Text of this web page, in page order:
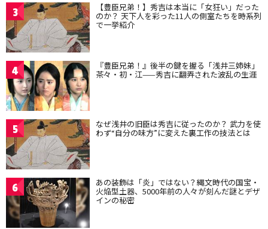
3 【豊臣兄弟！】秀吉は本当に「女狂い」だった
のか？ 天下人を彩った11人の側室たちを時系列
で一挙紹介
4 『豊臣兄弟！』後半の鍵を握る「浅井三姉妹」
茶々・初・江——秀吉に翻弄された波乱の生涯
5 なぜ浅井の旧臣は秀吉に従ったのか？ 武力を使
わず“自分の味方”に変えた裏工作の技法とは
6 あの装飾は「炎」ではない？縄文時代の国宝・
火焔型土器、5000年前の人々が刻んだ謎とデザ
インの秘密